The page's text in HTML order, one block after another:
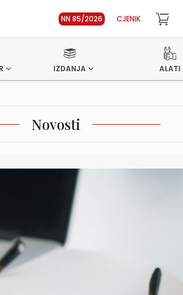
NN 85/2026 CJENIK
IZDANJA ALATI
Novosti